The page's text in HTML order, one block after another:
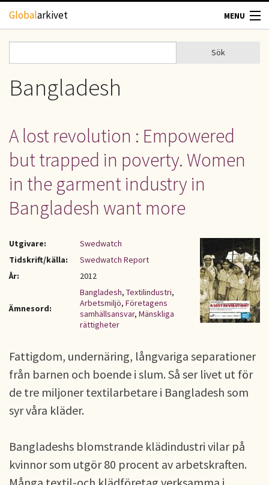
Hoppa till huvudinnehåll
Globalarkivet MENU
TIDSKRIFTER
UPPHOVSRÄTT
OM OSS
KONTAKT
Sökformulär
Sök
Bangladesh
A lost revolution : Empowered
but trapped in poverty. Women
in the garment industry in
Bangladesh want more
Utgivare:
Swedwatch
Tidskrift/källa:
Swedwatch Report
År:
2012
Ämnesord:
Bangladesh, Textilindustri,
Arbetsmiljö, Företagens
samhällsansvar, Mänskliga
rättigheter
Fattigdom, undernäring, långvariga separationer
från barnen och boende i slum. Så ser livet ut för
de tre miljoner textilarbetare i Bangladesh som
syr våra kläder.
Bangladeshs blomstrande klädindustri vilar på
kvinnor som utgör 80 procent av arbetskraften.